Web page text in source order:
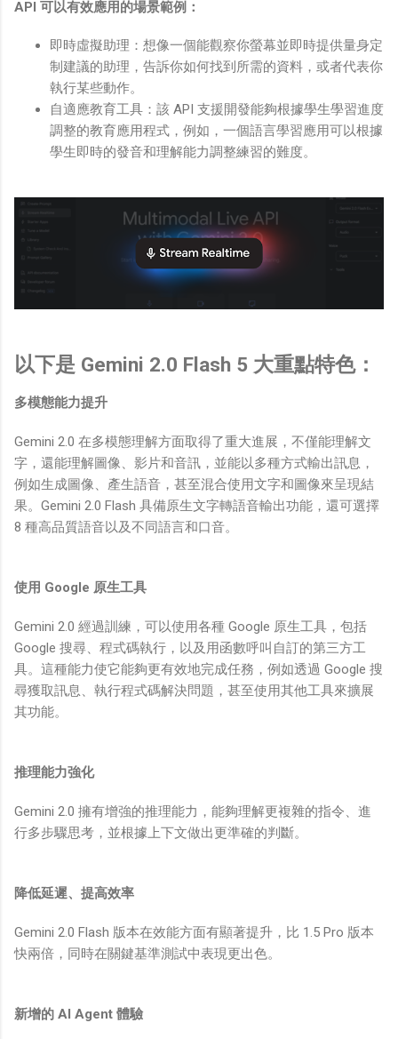
API 可以有效應用的場景範例：
即時虛擬助理：想像一個能觀察你螢幕並即時提供量身定
制建議的助理，告訴你如何找到所需的資料，或者代表你
執行某些動作。
自適應教育工具：該 API 支援開發能夠根據學生學習進度
調整的教育應用程式，例如，一個語言學習應用可以根據
學生即時的發音和理解能力調整練習的難度。
以下是 Gemini 2.0 Flash 5 大重點特色：
多模態能力提升
Gemini 2.0 在多模態理解方面取得了重大進展，不僅能理解文
字，還能理解圖像、影片和音訊，並能以多種方式輸出訊息，
例如生成圖像、產生語音，甚至混合使用文字和圖像來呈現結
果。Gemini 2.0 Flash 具備原生文字轉語音輸出功能，還可選擇
8 種高品質語音以及不同語言和口音。
使用 Google 原生工具
Gemini 2.0 經過訓練，可以使用各種 Google 原生工具，包括
Google 搜尋、程式碼執行，以及用函數呼叫自訂的第三方工
具。這種能力使它能夠更有效地完成任務，例如透過 Google 搜
尋獲取訊息、執行程式碼解決問題，甚至使用其他工具來擴展
其功能。
推理能力強化
Gemini 2.0 擁有增強的推理能力，能夠理解更複雜的指令、進
行多步驟思考，並根據上下文做出更準確的判斷。
降低延遲、提高效率
Gemini 2.0 Flash 版本在效能方面有顯著提升，比 1.5 Pro 版本
快兩倍，同時在關鍵基準測試中表現更出色。
新增的 AI Agent 體驗